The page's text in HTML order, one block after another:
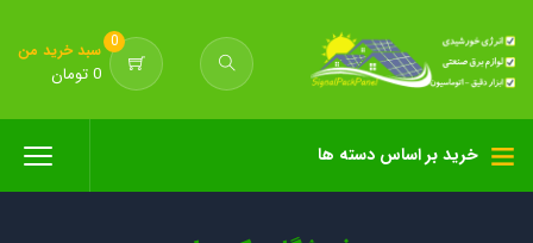
0 سبد خرید من
0 تومان
خرید بر اساس دسته ها